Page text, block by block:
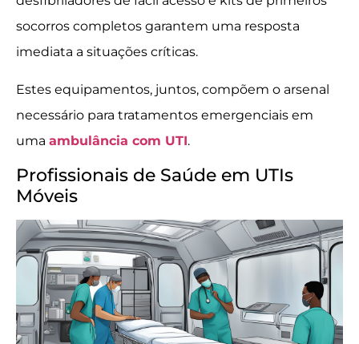
socorros completos garantem uma resposta
imediata a situações críticas.
Estes equipamentos, juntos, compõem o arsenal
necessário para tratamentos emergenciais em
uma ambulância com UTI.
Profissionais de Saúde em UTIs
Móveis